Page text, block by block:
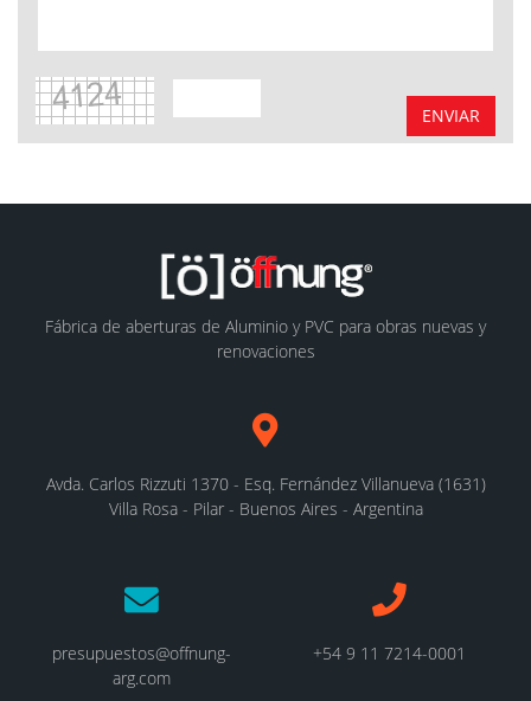
ENVIAR
Fábrica de aberturas de Aluminio y PVC para obras nuevas y
renovaciones
Avda. Carlos Rizzuti 1370 - Esq. Fernández Villanueva (1631)
Villa Rosa - Pilar - Buenos Aires - Argentina
presupuestos@offnung-
arg.com
+54 9 11 7214-0001